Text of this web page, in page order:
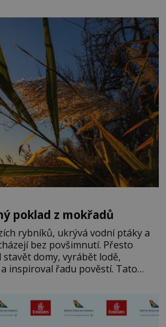
a chlór – jsou zásadní pro
poklad z mokřadů
rybníků, ukrývá vodní ptáky a
bez povšimnutí. Přesto
domy, vyrábět lodě,
inspiroval řadu pověstí. Tato
však podívat